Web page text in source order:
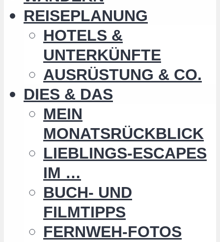
REISEPLANUNG
HOTELS &
UNTERKÜNFTE
AUSRÜSTUNG & CO.
DIES & DAS
MEIN
MONATSRÜCKBLICK
LIEBLINGS-ESCAPES
IM …
BUCH- UND
FILMTIPPS
FERNWEH-FOTOS